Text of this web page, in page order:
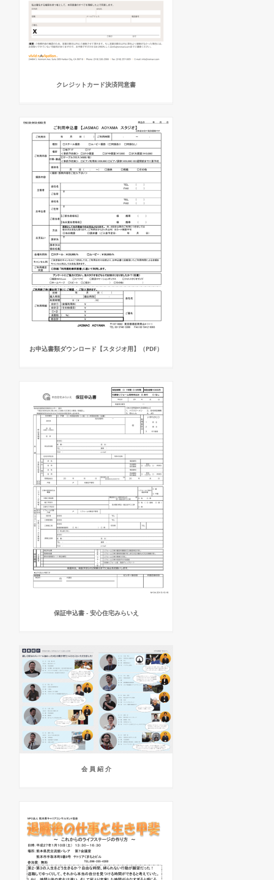
クレジットカード決済同意書
お申込書類ダウンロード【スタジオ用】（PDF）
保証申込書 - 安心住宅みらいえ
会 員 紹 介